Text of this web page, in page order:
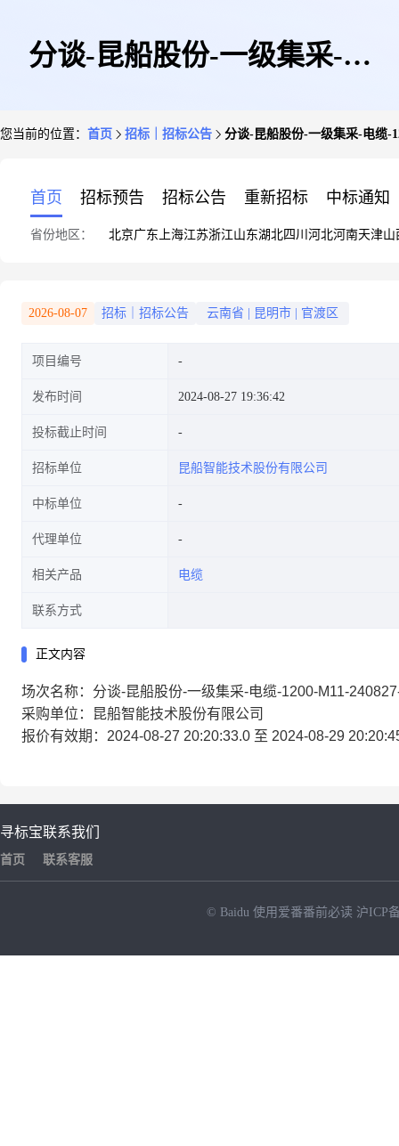
分谈-昆船股份-一级集采-电
您当前的位置： 首页 招标｜招标公告 分谈-昆船股份-一级集采-电缆-
首页 招标预告 招标公告 重新招标 中标通知
省份地区： 北京广东 上海江苏浙江山东湖北四川 河北河南天津山
2026-08-07 招标｜招标公告 云南省 昆明市 官渡区
项目编号
发布时间 2024-08-27 19:36:42
投标截止时间
招标单位 昆船智能技术股份有限公司
中标单位
代理单位
相关产品 电缆
联系方式
正文内容
场次名称：分谈-昆船股份-一级集采-电缆-1200-M11-
采购单位：昆船智能技术股份有限公司
报价有效期：2024-08-27 20:20:33.0 至 2024-08-29
寻标宝
首页
联系我们
联系客服
© Baidu 使用爱番番前必读 沪ICP